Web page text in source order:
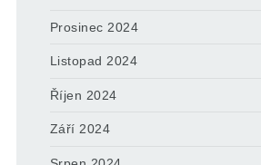
Prosinec 2024
Listopad 2024
Říjen 2024
Září 2024